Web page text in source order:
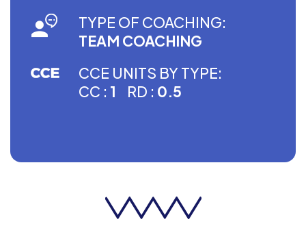
TYPE OF COACHING:
TEAM COACHING
CCE UNITS BY TYPE:
CC : 1 RD : 0.5